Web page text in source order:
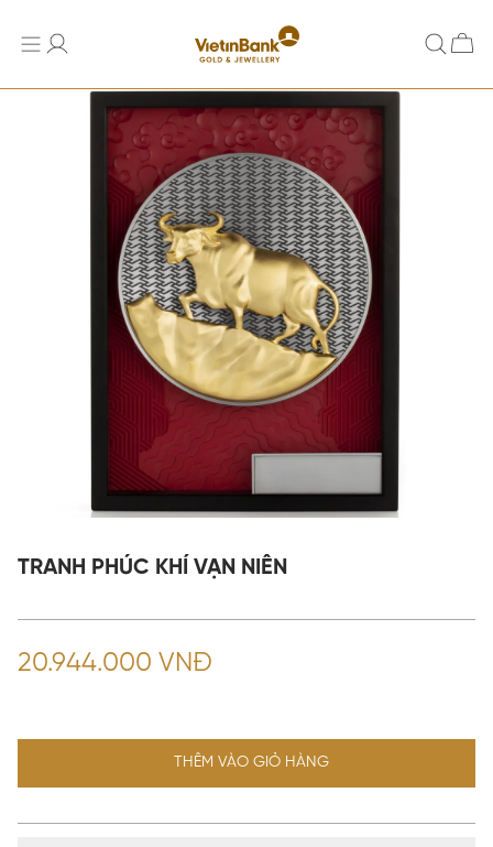
TRANH PHÚC KHÍ VẠN NIÊN
20.944.000 VNĐ
THÊM VÀO GIỎ HÀNG